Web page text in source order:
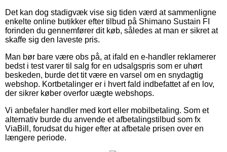
Det kan dog stadigvæk vise sig tiden værd at sammenligne
enkelte online butikker efter tilbud på Shimano Sustain FI
forinden du gennemfører dit køb, således at man er sikret at
skaffe sig den laveste pris.
Man bør bare være obs på, at ifald en e-handler reklamerer
bedst i test varer til salg for en udsalgspris som er uhørt
beskeden, burde det tit være en varsel om en snydagtig
webshop. Kortbetalinger er i hvert fald indbefattet af en lov,
der sikrer køber overfor uægte webshops.
Vi anbefaler handler med kort eller mobilbetaling. Som et
alternativ burde du anvende et afbetalingstilbud som fx
ViaBill, forudsat du higer efter at afbetale prisen over en
længere periode.